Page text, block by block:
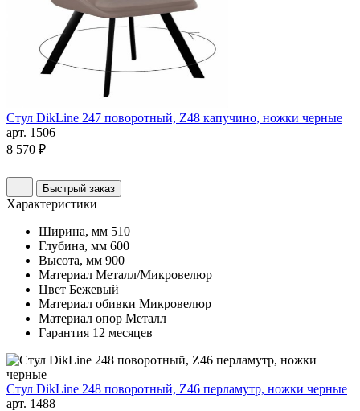
Стул DikLine 247 поворотный, Z48 капучино, ножки черные
арт. 1506
8 570 ₽
Быстрый заказ
Характеристики
Ширина, мм 510
Глубина, мм 600
Высота, мм 900
Материал Металл/Микровелюр
Цвет Бежевый
Материал обивки Микровелюр
Материал опор Металл
Гарантия 12 месяцев
Стул DikLine 248 поворотный, Z46 перламутр, ножки черные
арт. 1488